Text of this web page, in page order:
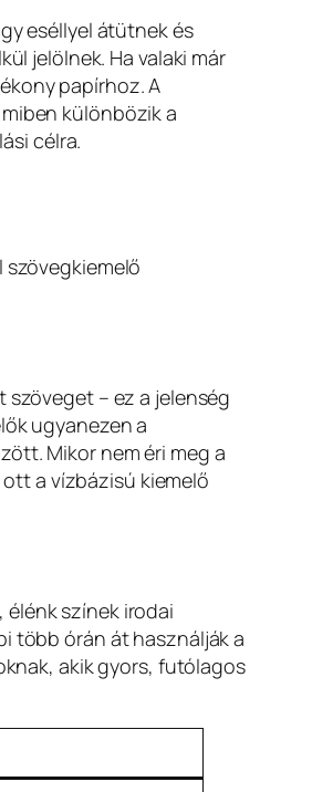
eséllyel átütnek és
jelölnek. Ha valaki már
papírhoz. A
különbözik a
célra.
– ez a jelenség
ugyanezen a
Mikor nem éri meg a
a vízbázisú kiemelő
színek irodai
több órán át használják a
akik gyors, futólagos